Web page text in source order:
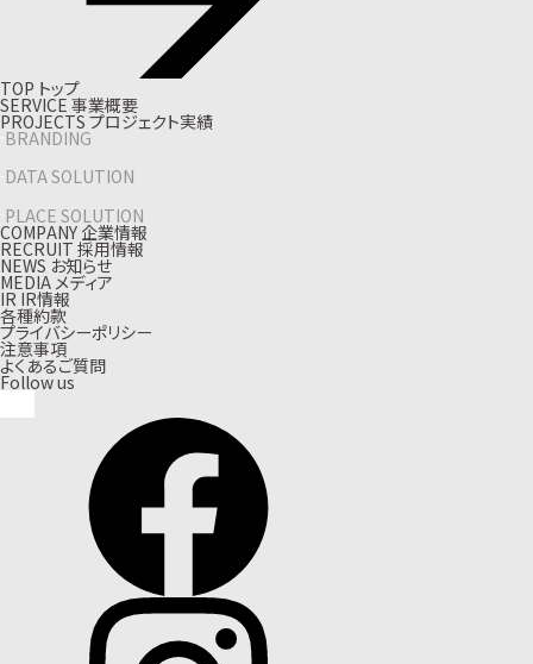
TOP トップ
SERVICE 事業概要
PROJECTS プロジェクト実績
BRANDING
DATA SOLUTION
PLACE SOLUTION
COMPANY企業情報
RECRUIT 採用情報
NEWS お知らせ
MEDIA メディア
IR IR情報
各種約款
プライバシーポリシー
注意事項
よくあるご質問
Follow us